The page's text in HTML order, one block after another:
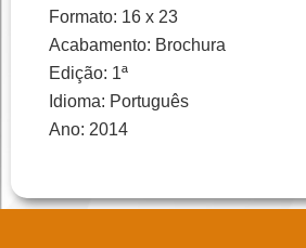
Formato: 16 x 23
Acabamento: Brochura
Edição: 1ª
Idioma: Português
Ano: 2014